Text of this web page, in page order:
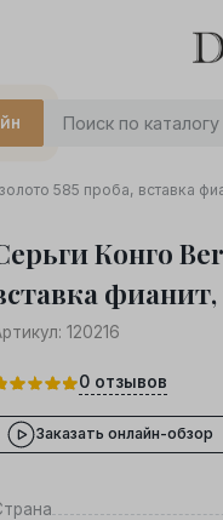
585 проба, вставка
Конго
фианит,
120216
0 отзывов
Заказать онлайн-обзор